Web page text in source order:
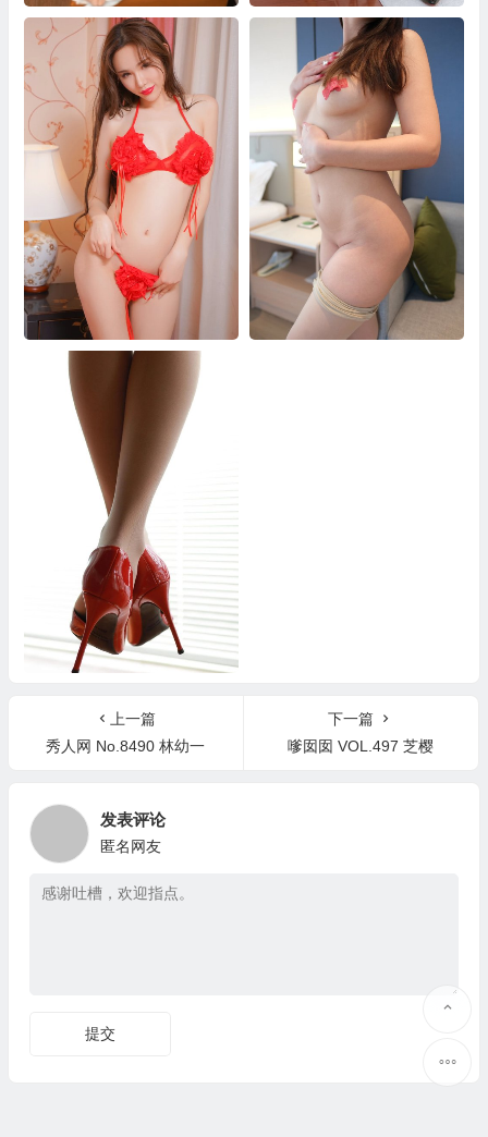
鱼子酱偷内裤的贼写真 物恋传媒 No.1378 盲盒
猫萌榜 Vol.016 萌琪琪
上一篇
秀人网 No.8490 林幼一
下一篇
嗲囡囡 VOL.497 芝樱
发表评论
匿名网友